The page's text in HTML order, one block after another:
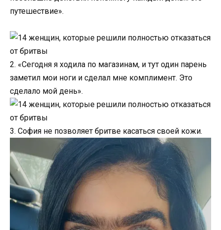
путешествие».
2. «Сегодня я ходила по магазинам, и тут один парень
заметил мои ноги и сделал мне комплимент. Это
сделало мой день».
3. София не позволяет бритве касаться своей кожи.